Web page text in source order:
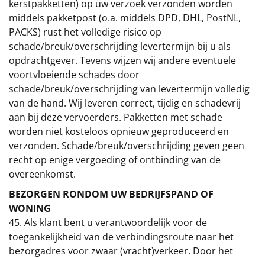
kerstpakketten) op uw verzoek verzonden worden
middels pakketpost (o.a. middels DPD, DHL, PostNL,
PACKS) rust het volledige risico op
schade/breuk/overschrijding levertermijn bij u als
opdrachtgever. Tevens wijzen wij andere eventuele
voortvloeiende schades door
schade/breuk/overschrijding van levertermijn volledig
van de hand. Wij leveren correct, tijdig en schadevrij
aan bij deze vervoerders. Pakketten met schade
worden niet kosteloos opnieuw geproduceerd en
verzonden. Schade/breuk/overschrijding geven geen
recht op enige vergoeding of ontbinding van de
overeenkomst.
BEZORGEN RONDOM UW BEDRIJFSPAND OF
WONING
45. Als klant bent u verantwoordelijk voor de
toegankelijkheid van de verbindingsroute naar het
bezorgadres voor zwaar (vracht)verkeer. Door het